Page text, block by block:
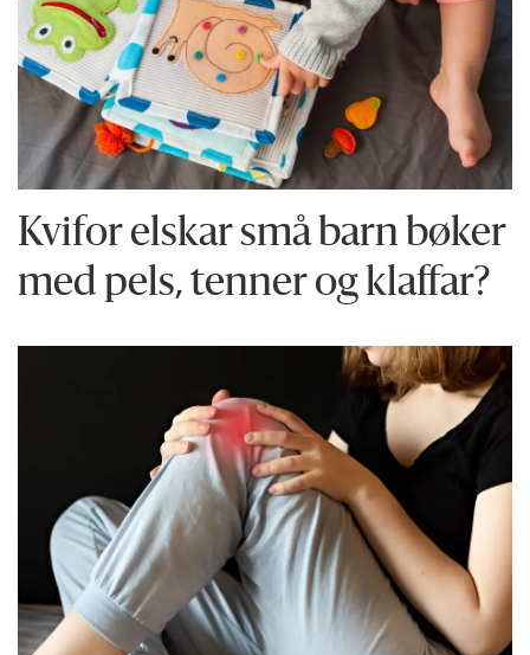
Kvifor elskar små barn bøker
med pels, tenner og klaffar?